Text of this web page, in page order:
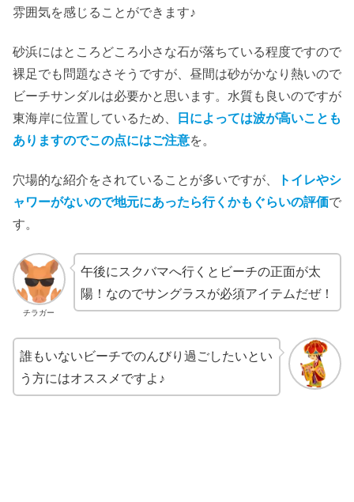
雰囲気を感じることができます♪
砂浜にはところどころ小さな石が落ちている程度ですので
裸足でも問題なさそうですが、昼間は砂がかなり熱いので
ビーチサンダルは必要かと思います。水質も良いのですが
東海岸に位置しているため、
日によっては波が高いことも
ありますのでこの点にはご注意を。
穴場的な紹介をされていることが多いですが、
トイレやシ
ャワーがないので地元にあったら行くかもぐらいの評価で
す。
チラガー
午後にスクバマへ行くとビーチの正面が太
陽！なのでサングラスが必須アイテムだぜ！
誰もいないビーチでのんびり過ごしたいとい
う方にはオススメですよ♪